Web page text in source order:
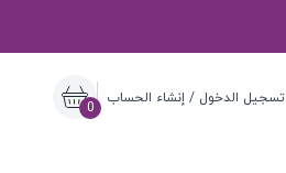
تسجيل الدخول / إنشاء الحساب
0